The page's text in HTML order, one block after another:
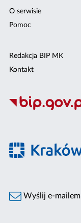
O serwisie
Pomoc
Redakcja BIP MK
Kontakt
Wyślij e-mailem